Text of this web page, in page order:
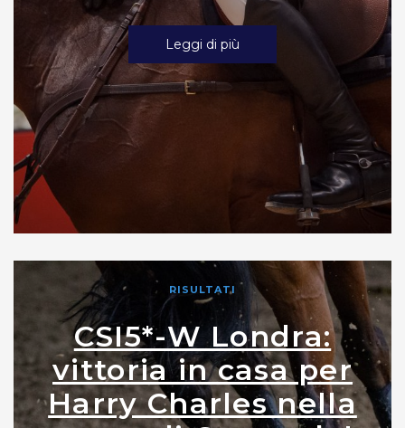
Leggi di più
RISULTATI
CSI5*-W Londra:
vittoria in casa per
Harry Charles nella